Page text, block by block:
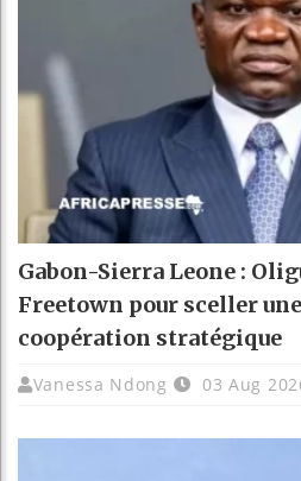
Gabon-Sierra Leone :
Freetown pour sceller
coopération stratégique
Vanessa Ndong 03 Aug